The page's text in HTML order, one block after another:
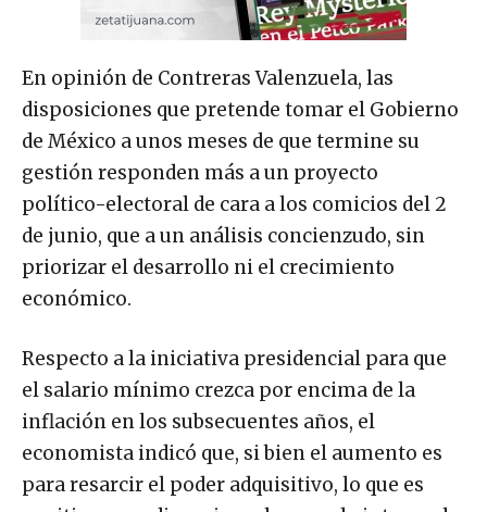
En opinión de Contreras Valenzuela, las
disposiciones que pretende tomar el Gobierno
de México a unos meses de que termine su
gestión responden más a un proyecto
político-electoral de cara a los comicios del 2
de junio, que a un análisis concienzudo, sin
priorizar el desarrollo ni el crecimiento
económico.
Respecto a la iniciativa presidencial para que
el salario mínimo crezca por encima de la
inflación en los subsecuentes años, el
economista indicó que, si bien el aumento es
para resarcir el poder adquisitivo, lo que es